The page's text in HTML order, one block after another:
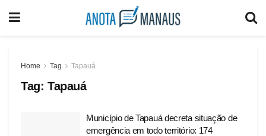
Home Tag Tapauá
Tag: Tapauá
Município de Tapauá decreta situação de
emergência em todo território: 174